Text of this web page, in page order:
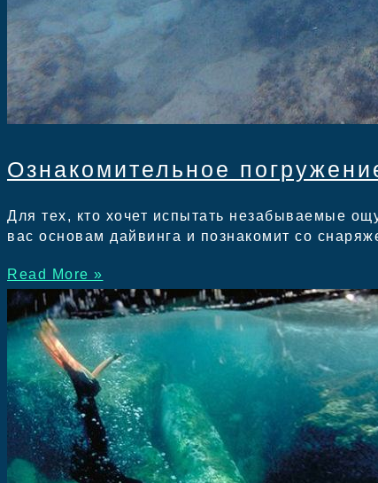
Ознакомительное
Для тех, кто хочет испытать незабываемые
вас основам дайвинга и познакомит со
Read More »